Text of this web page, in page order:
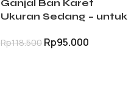
Ganjal Ban Karet
Ukuran Sedang – untuk
(Wheel Chock)
Rp118.500 Rp95.000